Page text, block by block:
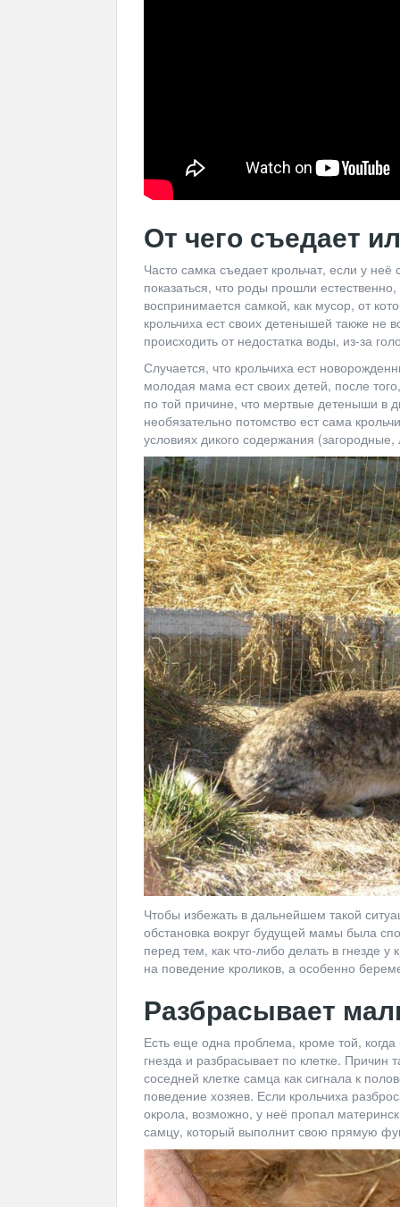
От чего съедает
Часто самка съедает крольчат, если у
показаться, что роды прошли
воспринимается самкой, как мусор, от
крольчиха ест своих детенышей также не
происходить от недостатка воды, из-за
Случается, что крольчиха ест
молодая мама ест своих детей, после
по той причине, что мертвые детеныши в
необязательно потомство ест сама
условиях дикого содержания
Чтобы избежать в дальнейшем такой
обстановка вокруг будущей мамы была
перед тем, как что-либо делать в гнезде
на поведение кроликов, а особенно
Разбрасывает
Есть еще одна проблема, кроме той,
гнезда и разбрасывает по клетке. Причин
соседней клетке самца как сигнала к
поведение хозяев. Если крольчиха
окрола, возможно, у неё пропал
самцу, который выполнит свою прямую